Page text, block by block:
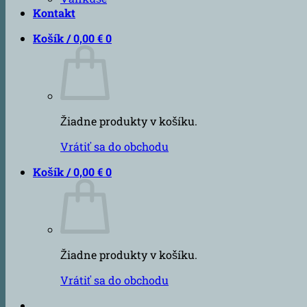
Kontakt
Košík /0,00€0
Žiadne produkty v košíku.
Vrátiť sa do obchodu
Košík /0,00€0
Žiadne produkty v košíku.
Vrátiť sa do obchodu